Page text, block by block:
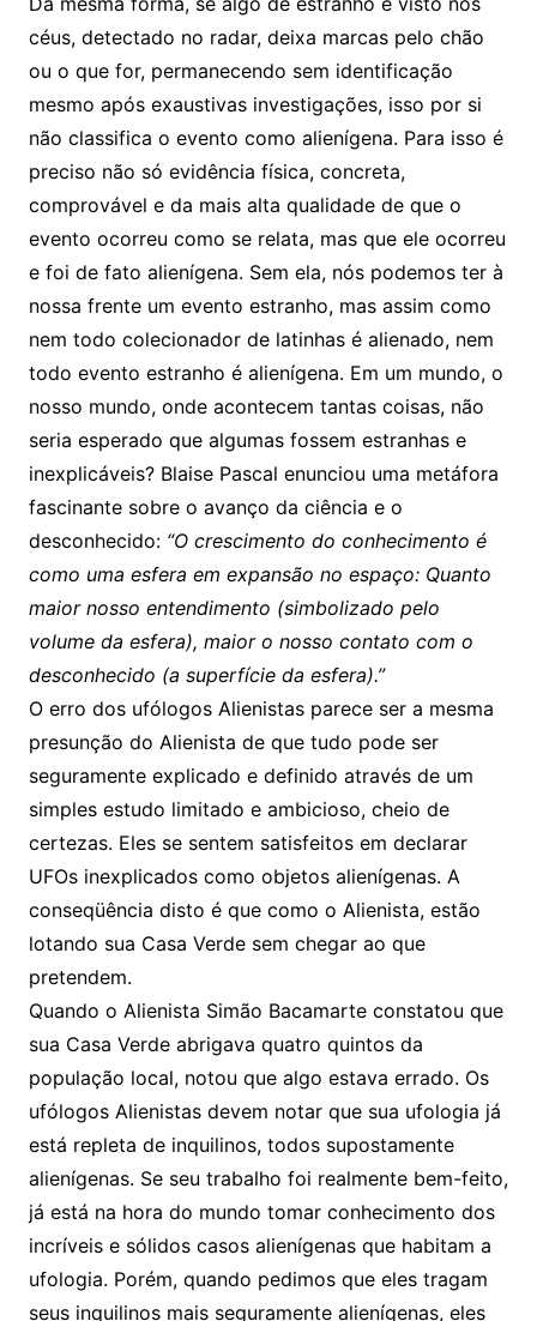
céus, detectado no radar, deixa marcas pelo chão
ou o que for, permanecendo sem identificação
mesmo após exaustivas investigações, isso por si
não classifica o evento como alienígena. Para isso é
preciso não só evidência física, concreta,
comprovável e da mais alta qualidade de que o
evento ocorreu como se relata, mas que ele ocorreu
e foi de fato alienígena. Sem ela, nós podemos ter à
nossa frente um evento estranho, mas assim como
nem todo colecionador de latinhas é alienado, nem
todo evento estranho é alienígena. Em um mundo, o
nosso mundo, onde acontecem tantas coisas, não
seria esperado que algumas fossem estranhas e
inexplicáveis? Blaise Pascal enunciou uma metáfora
fascinante sobre o avanço da ciência e o
desconhecido: “O crescimento do conhecimento é
como uma esfera em expansão no espaço: Quanto
maior nosso entendimento (simbolizado pelo
volume da esfera), maior o nosso contato com o
desconhecido (a superfície da esfera).”
O erro dos ufólogos Alienistas parece ser a mesma
presunção do Alienista de que tudo pode ser
seguramente explicado e definido através de um
simples estudo limitado e ambicioso, cheio de
certezas. Eles se sentem satisfeitos em declarar
UFOs inexplicados como objetos alienígenas. A
conseqüência disto é que como o Alienista, estão
lotando sua Casa Verde sem chegar ao que
pretendem.
Quando o Alienista Simão Bacamarte constatou que
sua Casa Verde abrigava quatro quintos da
população local, notou que algo estava errado. Os
ufólogos Alienistas devem notar que sua ufologia já
está repleta de inquilinos, todos supostamente
alienígenas. Se seu trabalho foi realmente bem-feito,
já está na hora do mundo tomar conhecimento dos
incríveis e sólidos casos alienígenas que habitam a
ufologia. Porém, quando pedimos que eles tragam
seus inquilinos mais seguramente alienígenas, eles